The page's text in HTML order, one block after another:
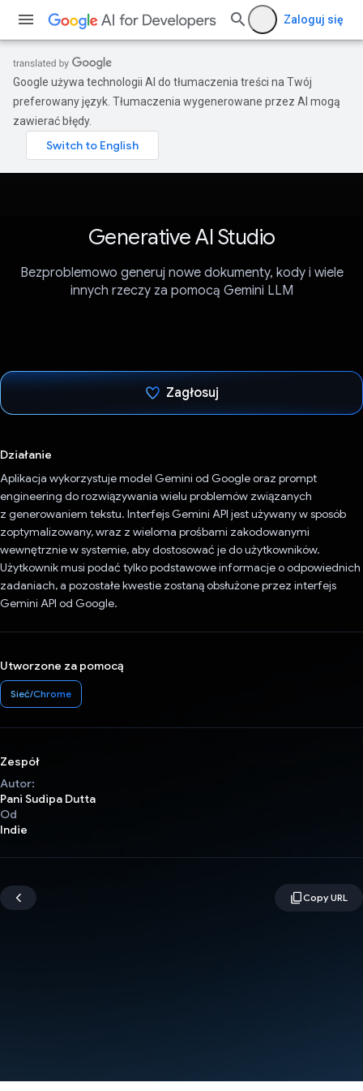
Zaloguj się
Google używa technologii AI do tłumaczenia treści na Twój
preferowany język. Tłumaczenia wygenerowane przez AI mogą
zawierać błędy.
Generative AI Studio
Bezproblemowo generuj nowe dokumenty, kody i wiele
innych rzeczy za pomocą Gemini LLM
Zagłosuj
Działanie
Aplikacja wykorzystuje model Gemini od Google oraz prompt
engineering do rozwiązywania wielu problemów związanych
z generowaniem tekstu. Interfejs Gemini API jest używany w sposób
zoptymalizowany, wraz z wieloma prośbami zakodowanymi
wewnętrznie w systemie, aby dostosować je do użytkowników.
Użytkownik musi podać tylko podstawowe informacje o odpowiednich
zadaniach, a pozostałe kwestie zostaną obsłużone przez interfejs
Gemini API od Google.
Utworzone za pomocą
Sieć/Chrome
Zespół
Autor:
Pani Sudipa Dutta
Od
Indie